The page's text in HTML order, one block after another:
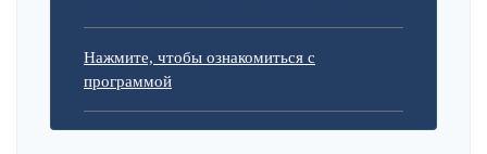
Нажмите, чтобы ознакомиться с
программой